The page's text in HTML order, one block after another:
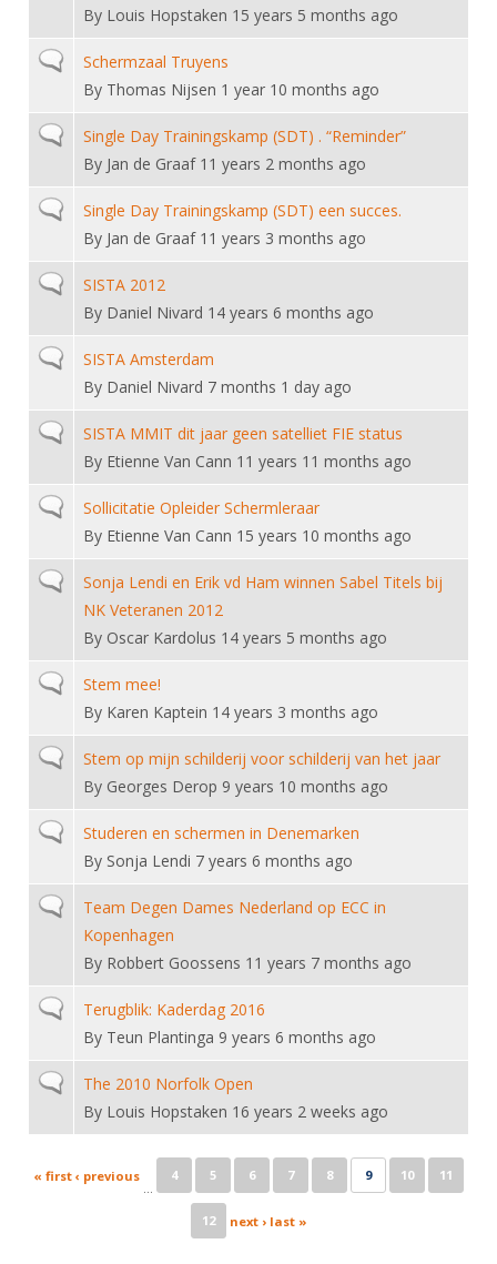
Verwerk wedstrijduitslagen
NK organiseren
Promotie en logo
Geschiedenis van het schermen
Touché
By Louis Hopstaken 15 years 5 months ago
Normal topicSchermzaal Truyens
By Thomas Nijsen 1 year 10 months ago
Normal topicSingle Day Trainingskamp (SDT) . “Reminder”
By Jan de Graaf11 years 2 months ago
Normal topicSingle Day Trainingskamp (SDT) een succes.
By Jan de Graaf11 years 3 months ago
Normal topic
SISTA 2012
By Daniel Nivard 14 years 6 months ago
Normal topicSISTA Amsterdam
By Daniel Nivard 7 months 1 day ago
Normal topicSISTA MMIT dit jaar geen satelliet FIE status
By Etienne Van Cann 11 years 11 months ago
Normal topicSollicitatie Opleider Schermleraar
By Etienne Van Cann 15 years 10 months ago
Normal topicSonja Lendi en Erik vd Ham winnen Sabel Titels bij
NK Veteranen 2012
By Oscar Kardolus 14 years 5 months ago
Normal topic
Stem mee!
By Karen Kaptein 14 years 3 months ago
Normal topicStem op mijn schilderij voor schilderij van het jaar
By Georges Derop 9 years 10 months ago
Normal topicStuderen en schermen in Denemarken
By Sonja Lendi 7 years 6 months ago
Normal topicTeam Degen Dames Nederland op ECC in
Kopenhagen
By Robbert Goossens 11 years 7 months ago
Normal topicTerugblik: Kaderdag 2016
By Teun Plantinga 9 years 6 months ago
Normal topicThe 2010 Norfolk Open
By Louis Hopstaken 16 years 2 weeks ago
Pages
« first ‹ previous
…
4 5 6 7 8 9 10 11
12 next › last »